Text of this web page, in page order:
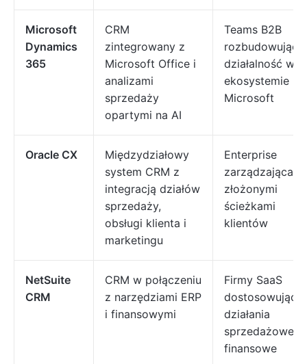
Microsoft
Dynamics
365
CRM
zintegrowany z
Microsoft Office i
analizami
sprzedaży
opartymi na AI
Teams B2B
rozbudowujące
działalność w
ekosystemie
Microsoft
Oracle CX
Międzydziałowy
system CRM z
integracją działów
sprzedaży,
obsługi klienta i
marketingu
Enterprise
zarządzająca
złożonymi
ścieżkami
klientów
NetSuite
CRM
CRM w połączeniu
z narzędziami ERP
i finansowymi
Firmy SaaS
dostosowujące
działania
sprzedażowe i
finansowe